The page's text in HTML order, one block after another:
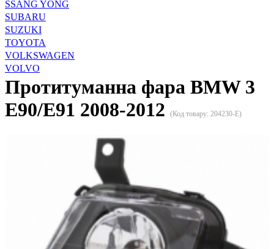
SSANG YONG
SUBARU
SUZUKI
TOYOTA
VOLKSWAGEN
VOLVO
Протитуманна фара BMW 3
E90/E91 2008-2012
(Код товару: 204230-E)